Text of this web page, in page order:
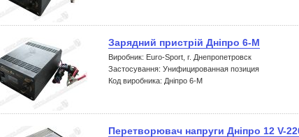
Зарядний пристрій Дніпро 6-М
Виробник: Euro-Sport, г. Днепропетровск
Застосування: Унифицированная позиция
Код виробника: Дніпро 6-М
Перетворювач напруги Дніпро 12 V-